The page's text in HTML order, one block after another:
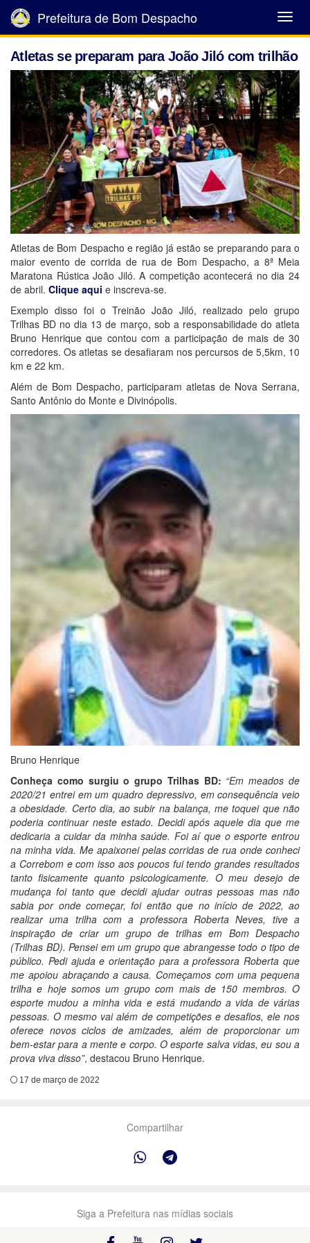
Abrir
Menu
Prefeitura de Bom Despacho
Atletas se preparam para João Jiló com trilhão
Atletas de Bom Despacho e região já estão se preparando para o
maior evento de corrida de rua de Bom Despacho, a 8ª Meia
Maratona Rústica João Jiló. A competição acontecerá no dia 24
de abril. Clique aqui e inscreva-se.
Exemplo disso foi o Treinão João Jiló, realizado pelo grupo
Trilhas BD no dia 13 de março, sob a responsabilidade do atleta
Bruno Henrique que contou com a participação de mais de 30
corredores. Os atletas se desafiaram nos percursos de 5,5km, 10
km e 22 km.
Além de Bom Despacho, participaram atletas de Nova Serrana,
Santo Antônio do Monte e Divinópolis.
Bruno Henrique
Conheça como surgiu o grupo Trilhas BD: “Em meados de
2020/21 entrei em um quadro depressivo, em consequência veio
a obesidade. Certo dia, ao subir na balança, me toquei que não
poderia continuar neste estado. Decidi após aquele dia que me
dedicaria a cuidar da minha saúde. Foi aí que o esporte entrou
na minha vida. Me apaixonei pelas corridas de rua onde conheci
a Correbom e com isso aos poucos fui tendo grandes resultados
tanto fisicamente quanto psicologicamente. O meu desejo de
mudança foi tanto que decidi ajudar outras pessoas mas não
sabia por onde começar, foi então que no início de 2022, ao
realizar uma trilha com a professora Roberta Neves, tive a
inspiração de criar um grupo de trilhas em Bom Despacho
(Trilhas BD). Pensei em um grupo que abrangesse todo o tipo de
público. Pedi ajuda e orientação para a professora Roberta que
me apoiou abraçando a causa. Começamos com uma pequena
trilha e hoje somos um grupo com mais de 150 membros. O
esporte mudou a minha vida e está mudando a vida de várias
pessoas. O mesmo vai além de competições e desafios, ele nos
oferece novos ciclos de amizades, além de proporcionar um
bem-estar para a mente e corpo. O esporte salva vidas, eu sou a
prova viva disso”, destacou Bruno Henrique.
17 de março de 2022
Compartilhar
Siga a Prefeitura nas mídias sociais